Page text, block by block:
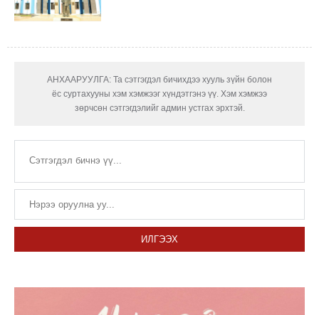
АНХААРУУЛГА: Та сэтгэгдэл бичихдээ хууль зүйн болон
ёс суртахууны хэм хэмжээг хүндэтгэнэ үү. Хэм хэмжээ
зөрчсөн сэтгэгдэлийг админ устгах эрхтэй.
ИЛГЭЭХ